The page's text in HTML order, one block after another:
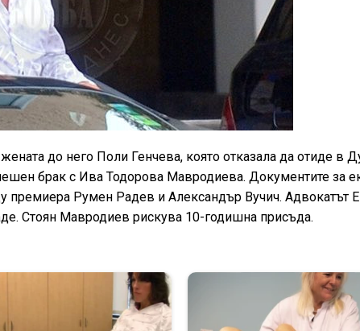
до него Поли Генчева, която отказала да отиде в
брак с Ива Тодорова Мавродиева. Документите за
премиера Румен Радев и Александър Вучич. Адвокатът
Стоян Мавродиев рискува 10-годишна присъда.